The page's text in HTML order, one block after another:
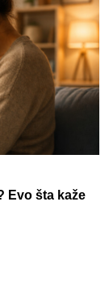
Evo šta kaže